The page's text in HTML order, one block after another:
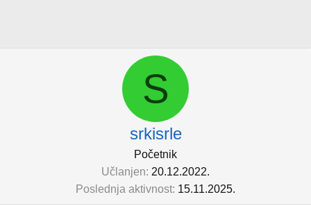
S
srkisrle
Početnik
Učlanjen 20.12.2022.
Poslednja aktivnost 15.11.2025.